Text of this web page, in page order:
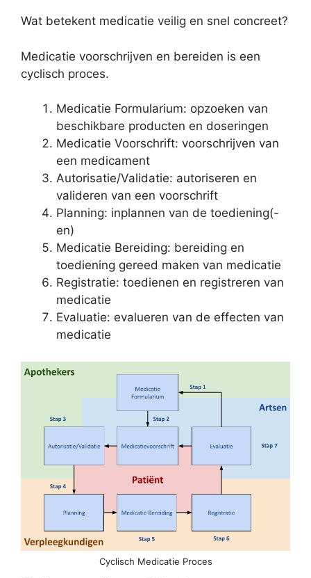
Wat betekent medicatie veilig en snel concreet?
Medicatie voorschrijven en bereiden is een
cyclisch proces.
Medicatie Formularium: opzoeken van
beschikbare producten en doseringen
Medicatie Voorschrift: voorschrijven van
een medicament
Autorisatie/Validatie: autoriseren en
valideren van een voorschrift
Planning: inplannen van de toediening(-
en)
Medicatie Bereiding: bereiding en
toediening gereed maken van medicatie
Registratie: toedienen en registreren van
medicatie
Evaluatie: evalueren van de effecten van
medicatie
Cyclisch Medicatie Proces